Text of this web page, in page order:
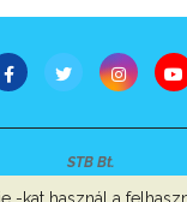
STB Bt.
jog fenntartva © 2007-